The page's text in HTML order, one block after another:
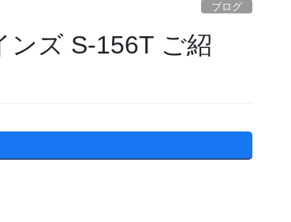
ブログ
ンズ S-156T ご紹